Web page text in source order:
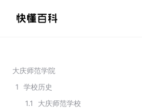
大庆师范学院
1
学校历史
1.1
大庆师范学校